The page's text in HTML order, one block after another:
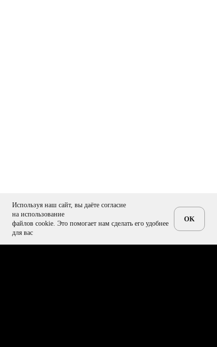
Используя наш сайт, вы даёте согласие
на использование
файлов cookie. Это помогает нам сделать его удобнее
для вас
OK
Обсудить Проект